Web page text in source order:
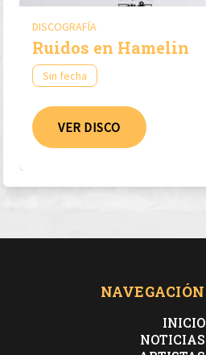
DISCOGRAFÍA
Ruidos en Hamelin
Sin fecha
VER DISCO
NAVEGACIÓN
INICIO
NOTICIAS